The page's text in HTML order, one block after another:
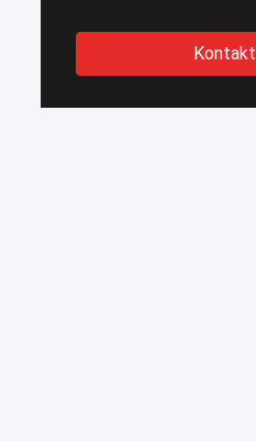
Kontakt